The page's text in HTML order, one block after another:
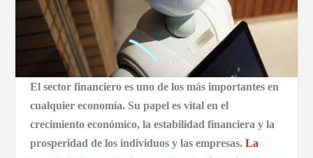
El sector financiero es uno de los más importantes en
cualquier economía. Su papel es vital en el
crecimiento económico, la estabilidad financiera y la
prosperidad de los individuos y las empresas.La